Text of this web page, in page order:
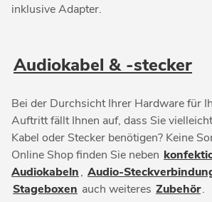
inklusive Adapter.
Audiokabel & -stecker
Bei der Durchsicht Ihrer Hardware für
Auftritt fällt Ihnen auf, dass Sie
Kabel oder Stecker benötigen? Keine
Online Shop finden Sie neben
Audiokabeln, Audio-
Stageboxen auch weiteres Zubehör.